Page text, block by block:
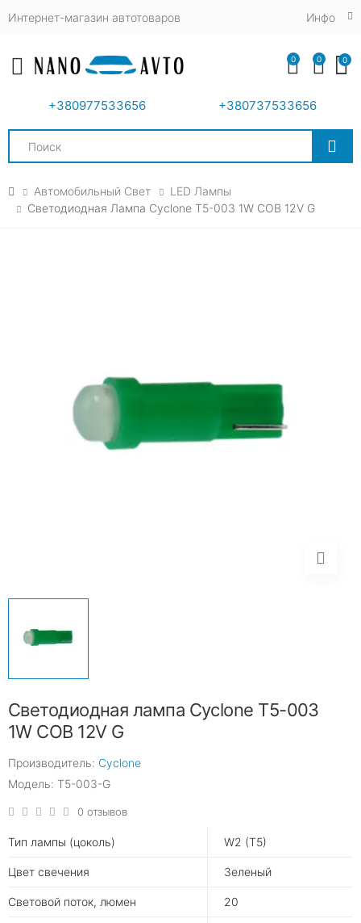
Интернет-магазин автотоваров Инфо
Toggle mobile menu
+380977533656 +380737533656
Search
0 0 0
Автомобильный Свет
LED Лампы
Светодиодная Лампа Cyclone T5-003 1W COB 12V G
Светодиодная лампа Cyclone T5-003
1W COB 12V G
Производитель: Cyclone
Модель: T5-003-G
0 отзывов
Тип лампы (цоколь) W2 (T5)
Цвет свечения Зеленый
Световой поток, люмен 20